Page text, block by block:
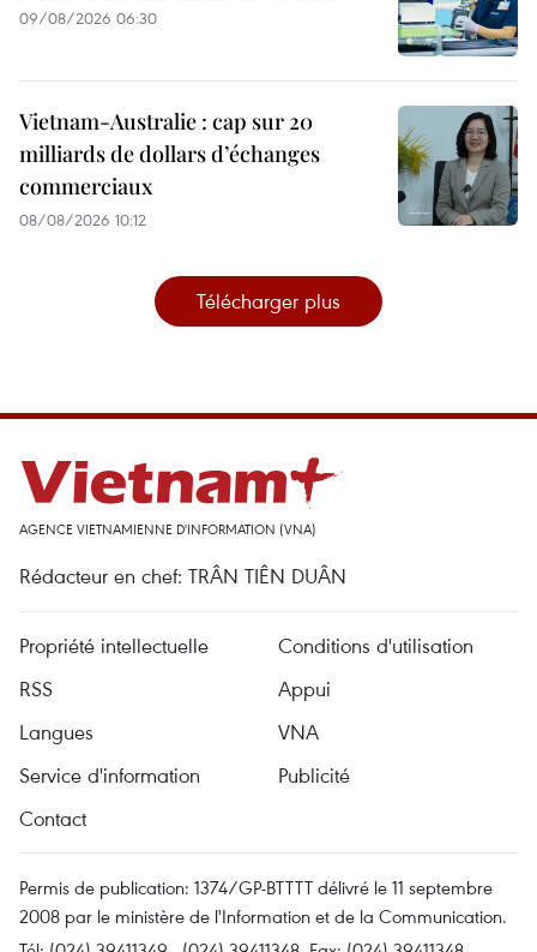
09/08/2026 06:30
Vietnam-Australie : cap sur 20
milliards de dollars d’échanges
commerciaux
08/08/2026 10:12
Télécharger plus
AGENCE VIETNAMIENNE D'INFORMATION (VNA)
Rédacteur en chef: TRÂN TIÊN DUÂN
Propriété intellectuelle
Conditions d'utilisation
RSS
Appui
Langues
VNA
Service d'information
Publicité
Contact
Permis de publication: 1374/GP-BTTTT délivré le 11 septembre
2008 par le ministère de l'Information et de la Communication.